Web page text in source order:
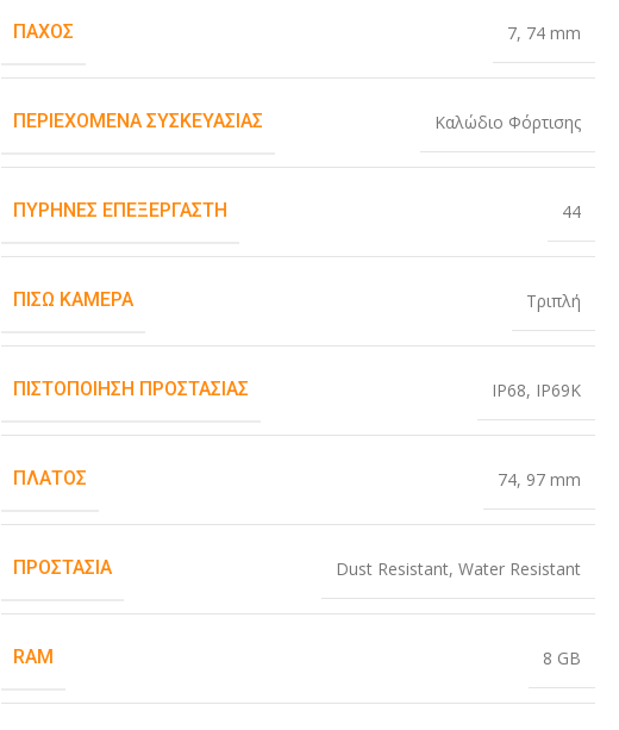
ΠΆΧΟΣ 7, 74 mm
ΠΕΡΙΕΧΌΜΕΝΑ ΣΥΣΚΕΥΑΣΊΑΣ Καλώδιο Φόρτισης
ΠΥΡΉΝΕΣ ΕΠΕΞΕΡΓΑΣΤΉ 44
ΠΊΣΩ ΚΆΜΕΡΑ Τριπλή
ΠΙΣΤΟΠΟΊΗΣΗ ΠΡΟΣΤΑΣΊΑΣ IP68, IP69K
ΠΛΆΤΟΣ 74, 97 mm
ΠΡΟΣΤΑΣΊΑ Dust Resistant, Water Resistant
RAM 8 GB